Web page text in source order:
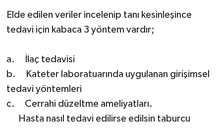
Elde edilen veriler incelenip tanı kesinleşince
tedavi için kabaca 3 yöntem vardır;
a. İlaç tedavisi
b. Kateter laboratuarında uygulanan girişimsel
tedavi yöntemleri
c. Cerrahi düzeltme ameliyatları.
Hasta nasıl tedavi edilirse edilsin taburcu